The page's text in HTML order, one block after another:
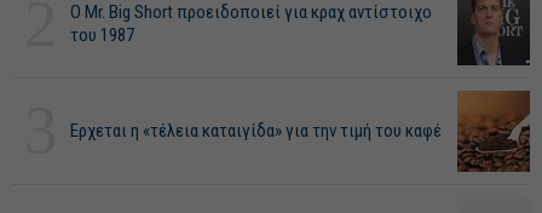
O Mr. Big Short προειδοποιεί για κραχ αντίστοιχο
του 1987
Ερχεται η «τέλεια καταιγίδα» για την τιμή του καφέ